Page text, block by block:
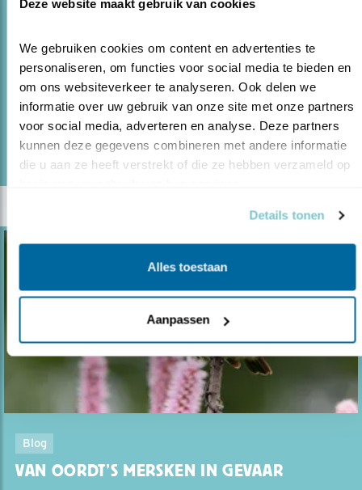
Deze website maakt gebruik van cookies
We gebruiken cookies om content en advertenties te
personaliseren, om functies voor social media te bieden en
om ons websiteverkeer te analyseren. Ook delen we
informatie over uw gebruik van onze site met onze partners
voor social media, adverteren en analyse. Deze partners
kunnen deze gegevens combineren met andere informatie
die u aan ze heeft verstrekt of die ze hebben verzameld op
Details tonen
Alles toestaan
Aanpassen
23.09.21Boomgaarden in Friesland voor bedreigde
spotvogel.
lees meer
Door Nienke Beintema
Blog
VAN OORDT’S MERSKEN IN GEVAAR